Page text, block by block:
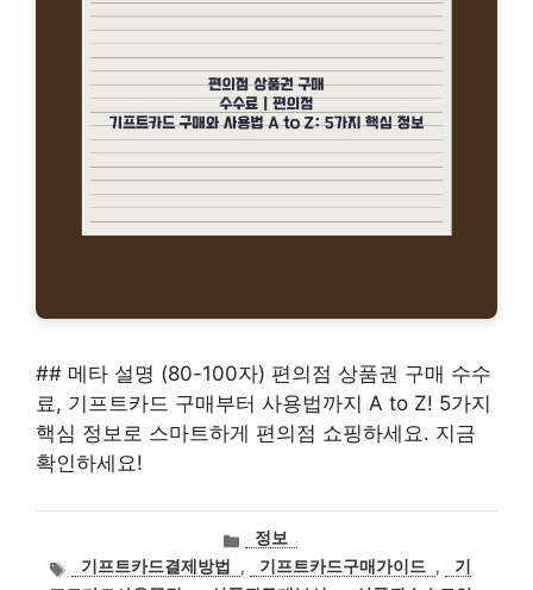
## 메타 설명 (80-100자) 편의점 상품권 구매 수수
료, 기프트카드 구매부터 사용법까지 A to Z! 5가지
핵심 정보로 스마트하게 편의점 쇼핑하세요. 지금
확인하세요!
카
테
고
정보
태기프트카드결제방법 , 기프트카드구매가이드 ,
기